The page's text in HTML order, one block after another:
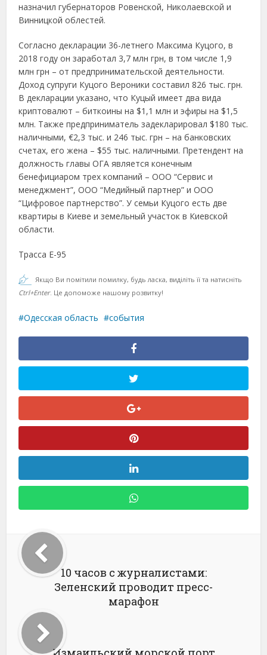
назначил губернаторов Ровенской, Николаевской и
Винницкой облестей.
Согласно декларации 36-летнего Максима Куцого, в
2018 году он заработал 3,7 млн грн, в том числе 1,9
млн грн – от предпринимательской деятельности.
Доход супруги Куцого Вероники составил 826 тыс. грн.
В декларации указано, что Куцый имеет два вида
криптовалют – биткоины на $1,1 млн и эфиры на $1,5
млн. Также предприниматель задекларировал $180 тыс.
наличными, €2,3 тыс. и 246 тыс. грн – на банковских
счетах, его жена – $55 тыс. наличными. Претендент на
должность главы ОГА является конечным
бенефициаром трех компаний – ООО “Сервис и
менеджмент”, ООО “Медийный партнер” и ООО
“Цифровое партнерство”. У семьи Куцого есть две
квартиры в Киеве и земельный участок в Киевской
области.
Трасса Е-95
Якщо Ви помітили помилку, будь ласка, виділіть її та натисніть
Ctrl+Enter. Це допоможе нашому розвитку!
Одесская область события
10 часов с журналистами:
Зеленский проводит пресс-
марафон